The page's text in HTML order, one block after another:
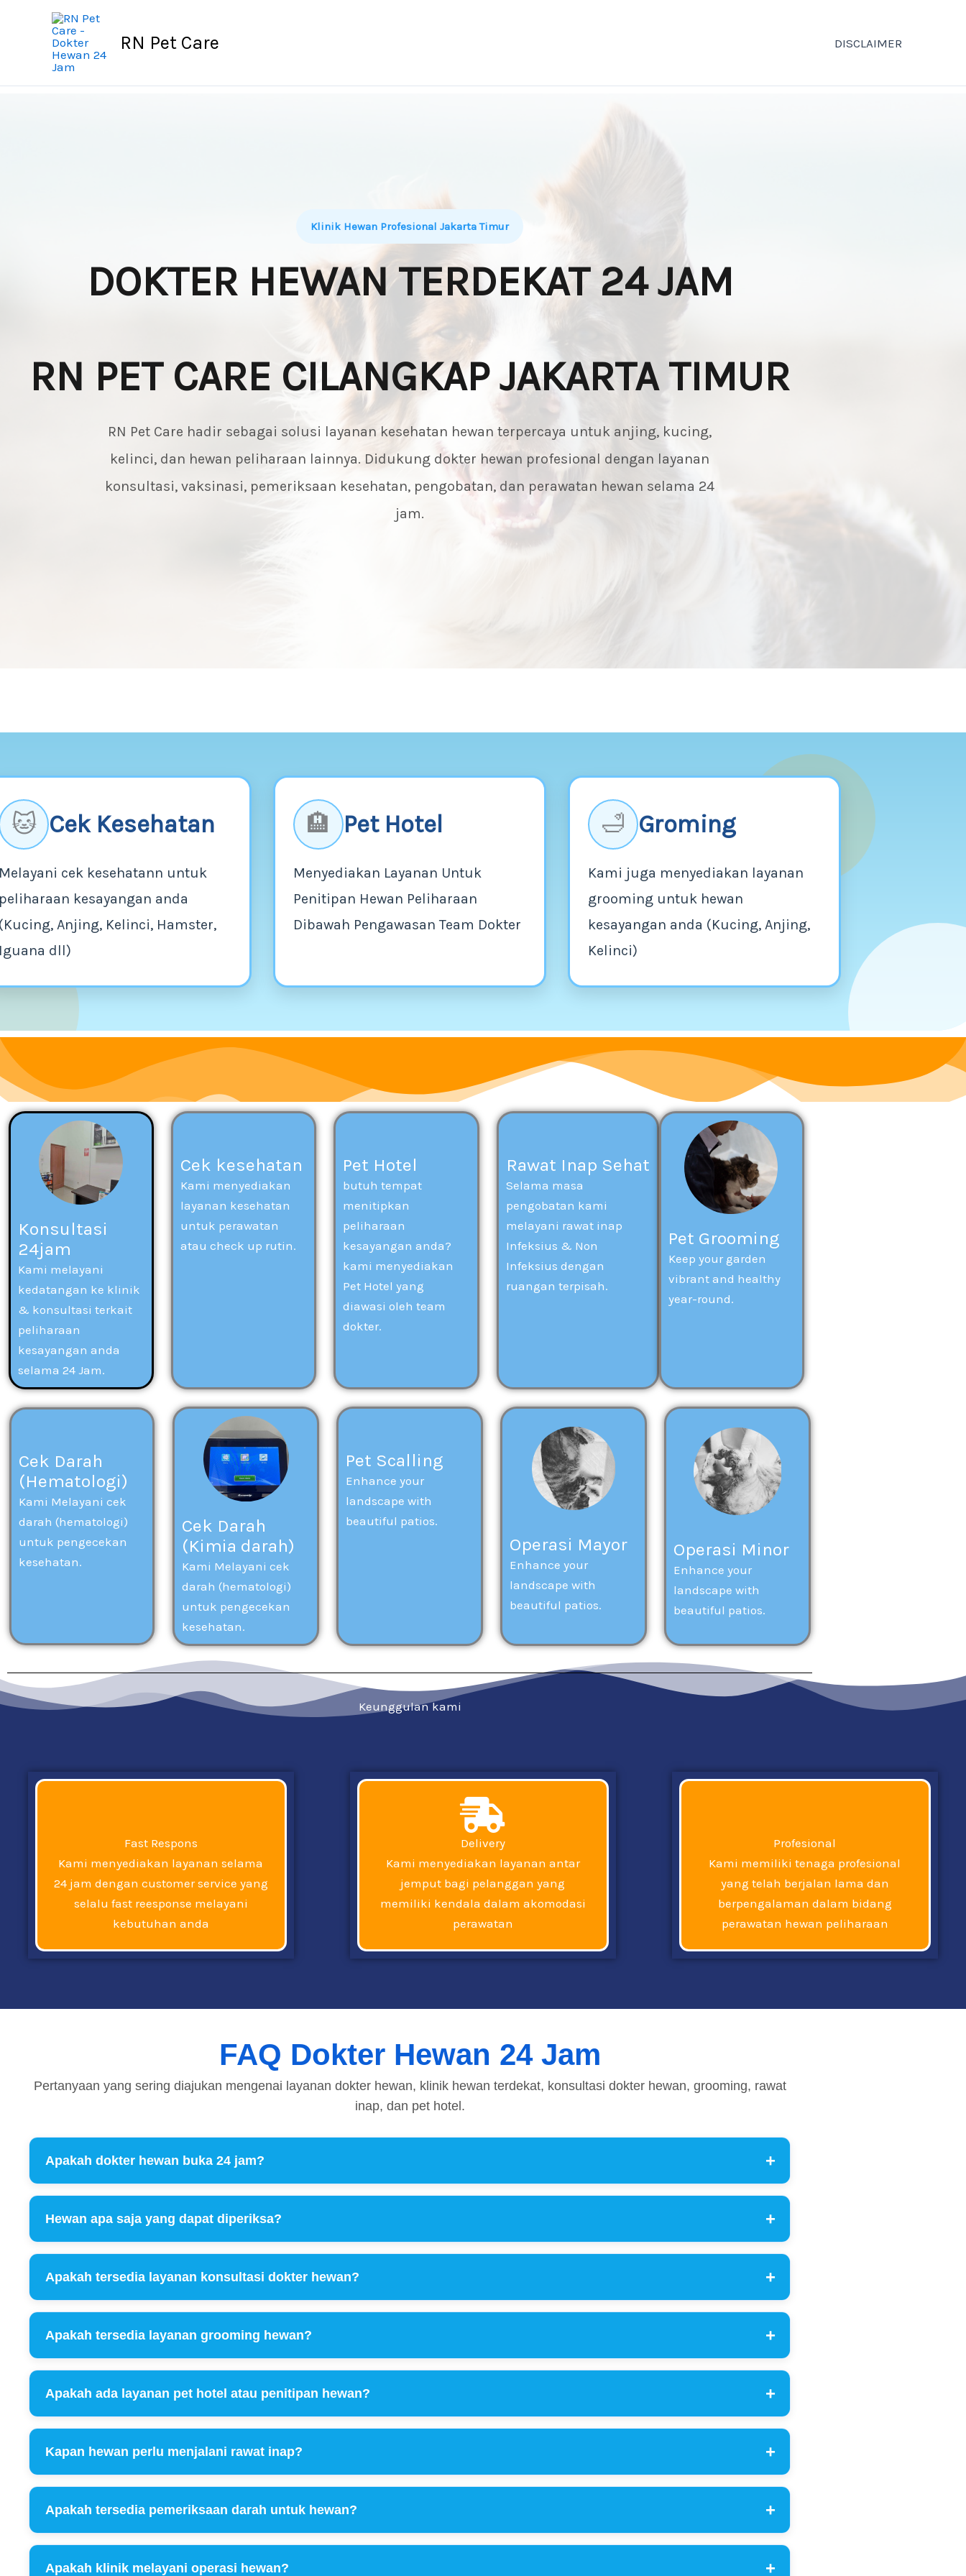
RN Pet Care DISCLAIMER
Klinik Hewan Profesional Jakarta Timur
DOKTER HEWAN TERDEKAT 24 JAM
RN PET CARE CILANGKAP JAKARTA TIMUR
RN Pet Care hadir sebagai solusi layanan kesehatan hewan terpercaya untuk anjing, kucing,
kelinci, dan hewan peliharaan lainnya. Didukung dokter hewan profesional dengan layanan
konsultasi, vaksinasi, pemeriksaan kesehatan, pengobatan, dan perawatan hewan selama 24
jam.
🐱 Cek Kesehatan
cek kesehatann untuk
kesayangan anda
Anjing, Kelinci, Hamster,
dll)
🏨 Pet Hotel
Menyediakan Layanan Untuk
Penitipan Hewan Peliharaan
Dibawah Pengawasan Team Dokter
🛁 Groming
Kami juga menyediakan layanan
grooming untuk hewan
kesayangan anda (Kucing, Anjing,
Kelinci)
Konsultasi
24jam
Kami melayani
kedatangan ke klinik
& konsultasi terkait
peliharaan
kesayangan anda
selama 24 Jam.
Cek kesehatan
Kami menyediakan
layanan kesehatan
untuk perawatan
atau check up rutin.
Pet Hotel
butuh tempat
menitipkan
peliharaan
kesayangan anda?
kami menyediakan
Pet Hotel yang
diawasi oleh team
dokter.
Rawat Inap Sehat
Selama masa
pengobatan kami
melayani rawat inap
Infeksius & Non
Infeksius dengan
ruangan terpisah.
Pet Grooming
Keep your garden
vibrant and healthy
year-round.
Cek Darah
(Hematologi)
Kami Melayani cek
darah (hematologi)
untuk pengecekan
kesehatan.
Cek Darah
(Kimia darah)
Kami Melayani cek
darah (hematologi)
untuk pengecekan
kesehatan.
Pet Scalling
Enhance your
landscape with
beautiful patios.
Operasi Mayor
Enhance your
landscape with
beautiful patios.
Operasi Minor
Enhance your
landscape with
beautiful patios.
Keunggulan kami
Fast Respons
Kami menyediakan layanan selama
24 jam dengan customer service yang
selalu fast reesponse melayani
kebutuhan anda
Delivery
Kami menyediakan layanan antar
jemput bagi pelanggan yang
memiliki kendala dalam akomodasi
perawatan
Profesional
Kami memiliki tenaga profesional
yang telah berjalan lama dan
berpengalaman dalam bidang
perawatan hewan peliharaan
FAQ Dokter Hewan 24 Jam
Pertanyaan yang sering diajukan mengenai layanan dokter hewan, klinik hewan terdekat, konsultasi dokter hewan, grooming, rawat
inap, dan pet hotel.
Apakah dokter hewan buka 24 jam?
Hewan apa saja yang dapat diperiksa?
Apakah tersedia layanan konsultasi dokter hewan?
Apakah tersedia layanan grooming hewan?
Apakah ada layanan pet hotel atau penitipan hewan?
Kapan hewan perlu menjalani rawat inap?
Apakah tersedia pemeriksaan darah untuk hewan?
Apakah klinik melayani operasi hewan?